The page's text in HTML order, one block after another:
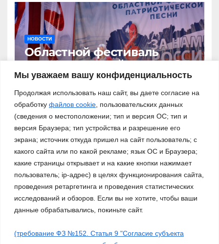
Мы уважаем вашу конфиденциальность
Продолжая использовать наш сайт, вы даете согласие на
обработку файлов cookie , пользовательских данных
(сведения о местоположении; тип и версия ОС; тип и
версия Браузера; тип устройства и разрешение его
экрана; источник откуда пришел на сайт пользователь; с
какого сайта или по какой рекламе; язык ОС и Браузера;
какие страницы открывает и на какие кнопки нажимает
пользователь; ip-адрес) в целях функционирования сайта,
проведения ретаргетинга и проведения статистических
исследований и обзоров. Если вы не хотите, чтобы ваши
данные обрабатывались, покиньте сайт.
(требование ФЗ №152. Статья 9 "Согласие субъекта
НОВОСТИ
Областной фестиваль
патриотической песни «За
нами – Россия!»
Сайт работает на WordPress|Тема: Newsup, авторThemeansar